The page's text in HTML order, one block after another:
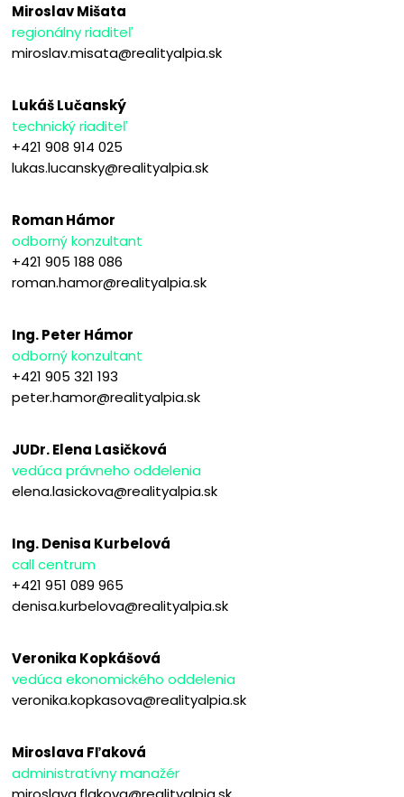
Miroslav Mišata
regionálny riaditeľ
miroslav.misata@realityalpia.sk
Lukáš Lučanský
technický riaditeľ
+421 908 914 025
lukas.lucansky@realityalpia.sk
Roman Hámor
odborný konzultant
+421 905 188 086
roman.hamor@realityalpia.sk
Ing. Peter Hámor
odborný konzultant
+421 905 321 193
peter.hamor@realityalpia.sk
JUDr. Elena Lasičková
vedúca právneho oddelenia
elena.lasickova@realityalpia.sk
Ing. Denisa Kurbelová
call centrum
+421 951 089 965
denisa.kurbelova@realityalpia.sk
Veronika Kopkášová
vedúca ekonomického oddelenia
veronika.kopkasova@realityalpia.sk
Miroslava Fľaková
administratívny manažér